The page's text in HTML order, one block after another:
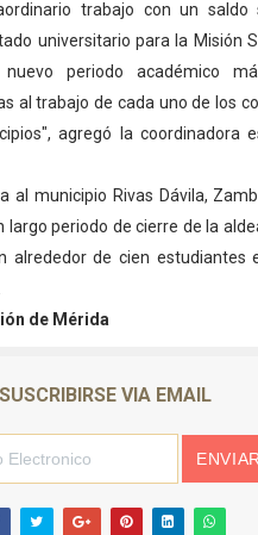
trabajo con un saldo
universitario para la Misión
periodo académico
al trabajo de cada uno de los
agregó la coordinadora
al municipio Rivas Dávila,
largo periodo de cierre de la
alrededor de cien estudiantes
de Mérida
SUSCRIBIRSE VIA EMAIL